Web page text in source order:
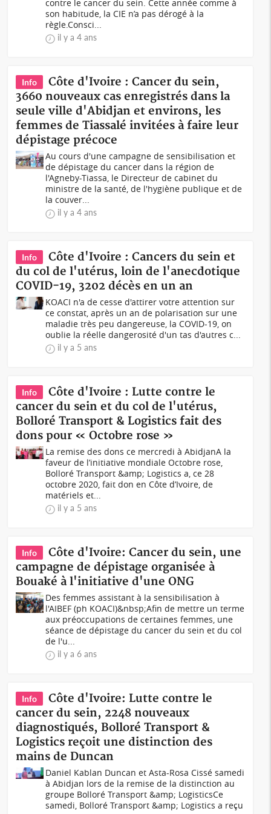
contre le cancer du sein. Cette année comme à
son habitude, la CIE n’a pas dérogé à la
règle.Consci...
il y a 4 ans
Info
Côte d'Ivoire : Cancer du sein,
3660 nouveaux cas enregistrés dans la
seule ville d'Abidjan et environs, les
femmes de Tiassalé invitées à faire leur
dépistage précoce
Au cours d'une campagne de sensibilisation et
de dépistage du cancer dans la région de
l'Agneby-Tiassa, le Directeur de cabinet du
ministre de la santé, de l'hygiène publique et de
la couver...
il y a 4 ans
Info
Côte d'Ivoire : Cancers du sein et
du col de l'utérus, loin de l'anecdotique
COVID-19, 3202 décès en un an
KOACI n'a de cesse d'attirer votre attention sur
ce constat, après un an de polarisation sur une
maladie très peu dangereuse, la COVID-19, on
oublie la réelle dangerosité d'un tas d'autres c...
il y a 5 ans
Info
Côte d'Ivoire : Lutte contre le
cancer du sein et du col de l'utérus,
Bolloré Transport & Logistics fait des
dons pour « Octobre rose »
La remise des dons ce mercredi à AbidjanA la
faveur de l’initiative mondiale Octobre rose,
Bolloré Transport &amp; Logistics a, ce 28
octobre 2020, fait don en Côte d’Ivoire, de
matériels et...
il y a 5 ans
Info
Côte d'Ivoire: Cancer du sein, une
campagne de dépistage organisée à
Bouaké à l'initiative d'une ONG
Des femmes assistant à la sensibilisation à
l'AIBEF (ph KOACI)&nbsp;Afin de mettre un terme
aux préoccupations de certaines femmes, une
séance de dépistage du cancer du sein et du col
de l'u...
il y a 6 ans
Info
Côte d'Ivoire: Lutte contre le
cancer du sein, 2248 nouveaux
diagnostiqués, Bolloré Transport &
Logistics reçoit une distinction des
mains de Duncan
Daniel Kablan Duncan et Asta-Rosa Cissé samedi
à Abidjan lors de la remise de la distinction au
groupe Bolloré Transport &amp; LogisticsCe
samedi, Bolloré Transport &amp; Logistics a reçu